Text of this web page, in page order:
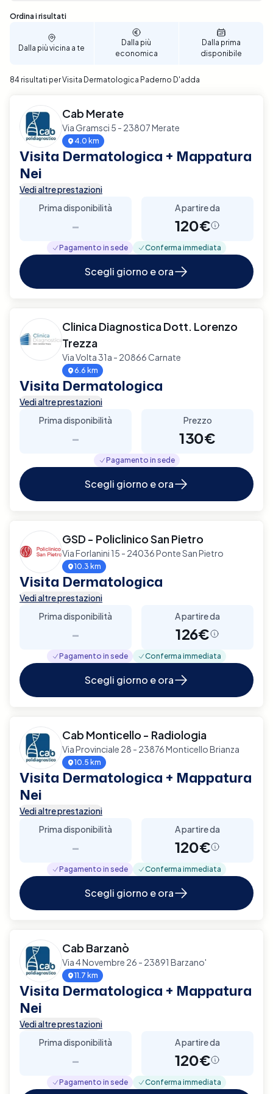
Sono stati trovati 84 risultati
Ordina i risultati
Dalla più vicina a te
Dalla più
economica
Dalla prima
disponibile
84 risultati per Visita Dermatologica Paderno D'adda
Cab Merate
Via Gramsci 5 - 23807 Merate
4.0 km
Visita Dermatologica + Mappatura
Nei
Vedi altre prestazioni
Prima disponibilità
-
A partire da
120€
Pagamento in sede Conferma immediata
Scegli giorno e ora
Clinica Diagnostica Dott. Lorenzo
Trezza
Via Volta 31a - 20866 Carnate
6.6 km
Visita Dermatologica
Vedi altre prestazioni
Prima disponibilità
-
Prezzo
130€
Pagamento in sede
Scegli giorno e ora
GSD - Policlinico San Pietro
Via Forlanini 15 - 24036 Ponte San Pietro
10.3 km
Visita Dermatologica
Vedi altre prestazioni
Prima disponibilità
-
A partire da
126€
Pagamento in sede Conferma immediata
Scegli giorno e ora
Cab Monticello - Radiologia
Via Provinciale 28 - 23876 Monticello Brianza
10.5 km
Visita Dermatologica + Mappatura
Nei
Vedi altre prestazioni
Prima disponibilità
-
A partire da
120€
Pagamento in sede Conferma immediata
Scegli giorno e ora
Cab Barzanò
Via 4 Novembre 26 - 23891 Barzano'
11.7 km
Visita Dermatologica + Mappatura
Nei
Vedi altre prestazioni
Prima disponibilità
-
A partire da
120€
Pagamento in sede Conferma immediata